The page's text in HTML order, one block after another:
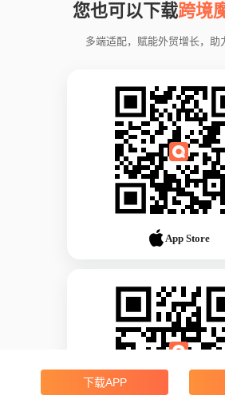
您也可以下载跨境
多端适配，赋能外贸增长，助
App Store
下载APP